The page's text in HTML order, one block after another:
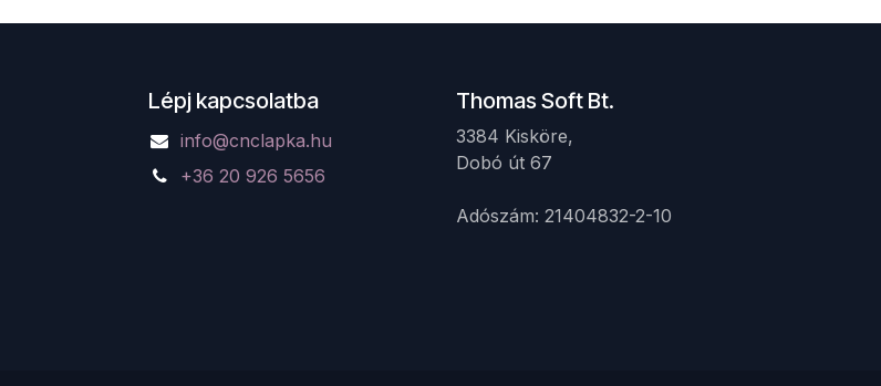
Thomas Soft Bt.
3384 Kisköre,
Dobó út 67 ​
Adószám: 21404832-2-10
Lépj kapcsolatba
info@cnclapka.hu
+36 20 926 5656